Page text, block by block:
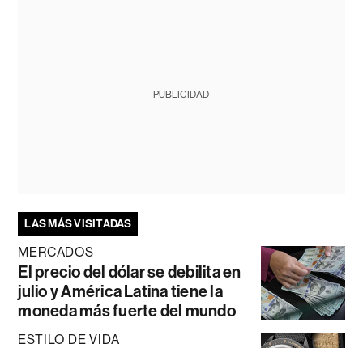
PUBLICIDAD
LAS MÁS VISITADAS
MERCADOS
El precio del dólar se debilita en
julio y América Latina tiene la
moneda más fuerte del mundo
ESTILO DE VIDA